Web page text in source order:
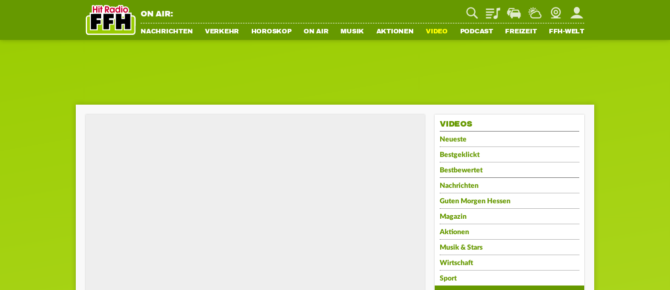
ON AIR: PlaylistStaupilotWetterWebcamMein FFH
NACHRICHTEN VERKEHR HOROSKOP ON AIR MUSIK AKTIONEN VIDEO PODCAST FREIZEIT FFH-WELT
VIDEOS
Neueste
Bestgeklickt
Bestbewertet
Nachrichten
Guten Morgen Hessen
Magazin
Aktionen
Musik & Stars
Wirtschaft
Sport